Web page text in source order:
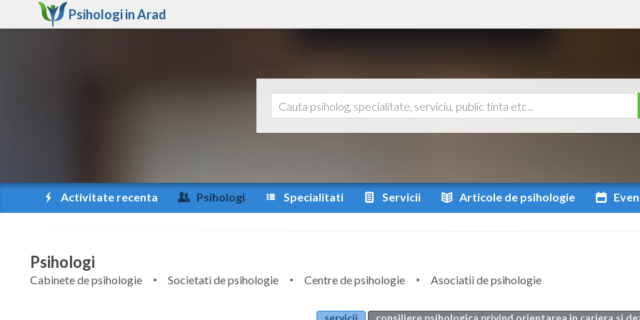
Psihologi inArad
Activitate recenta Psihologi Specialitati Servicii Articole de psihologie
Psihologi
Cabinete de psihologie Societati de psihologie Centre de psihologie
Asociatii de psihologie
servicii
consiliere psihologica privind orientarea in cariera si